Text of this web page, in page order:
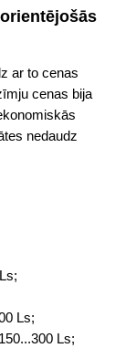
ar to cenas
cenas bija
nedaudz
Ls;
150...300 Ls;